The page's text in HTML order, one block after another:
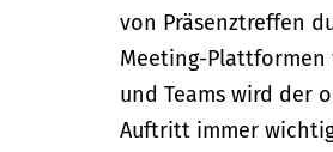
von Präsenztreffen
Meeting-Plattformen
und Teams wird der
Auftritt immer